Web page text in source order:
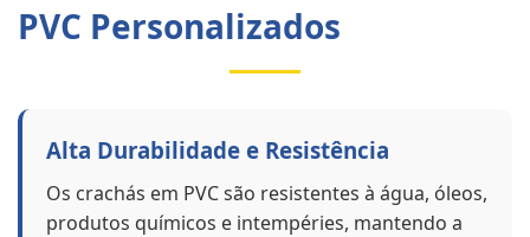
PVC Personalizados
Alta Durabilidade e Resistência
Os crachás em PVC são resistentes à água, óleos,
produtos químicos e intempéries, mantendo a